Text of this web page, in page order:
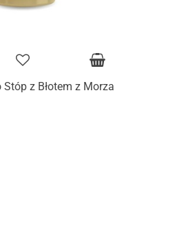
z Błotem z Morza